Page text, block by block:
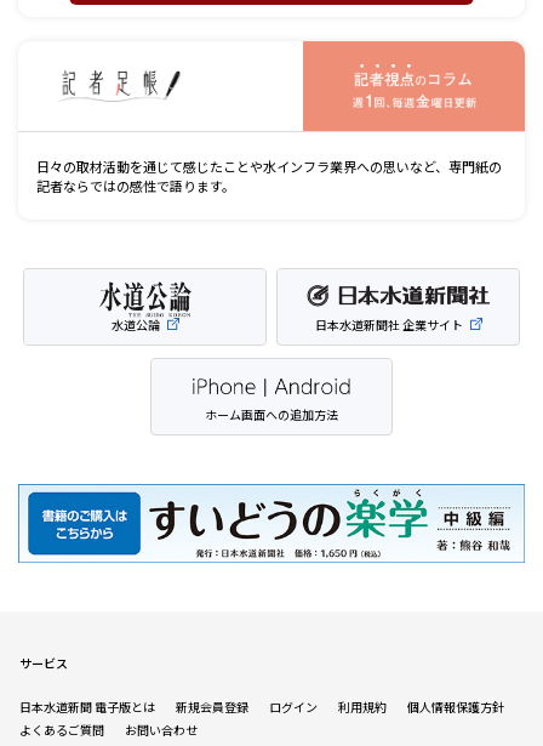
日々の取材活動を通じて感じたことや水インフラ業界への思いなど、専門紙の
記者ならではの感性で語ります。
水道公論 日本水道新聞社 企業サイト
ホーム画面への追加方法
サービス
日本水道新聞 電子版とは 新規会員登録 ログイン 利用規約
個人情報保護方針
よくあるご質問
お問い合わせ